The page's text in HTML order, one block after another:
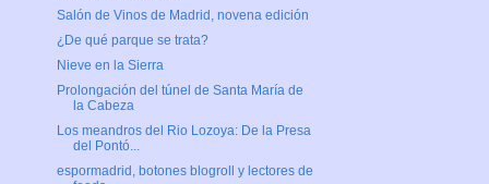
Salón de Vinos de Madrid, novena edición
¿De qué parque se trata?
Nieve en la Sierra
Prolongación del túnel de Santa María de
la Cabeza
Los meandros del Rio Lozoya: De la Presa
del Pontó...
espormadrid, botones blogroll y lectores de